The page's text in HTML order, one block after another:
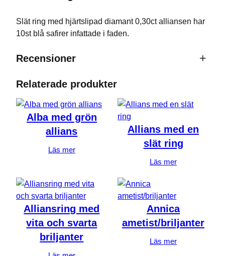
Slät ring med hjärtslipad diamant 0,30ct alliansen har
10st blå safirer infattade i faden.
Recensioner
0 recensioner av Hjärtslipad
diamantring, allians med blå safirer
Bli först med att recensera ”Hjärtslipad
diamantring, allians med blå safirer”
Din e-postadress kommer inte publiceras.
Ditt betyg*
Din recension*
Relaterade produkter
Alba med grön
allians
Läs mer
Allians med en
slät ring
Läs mer
Alliansring med
vita och svarta
briljanter
Annica
ametist/briljanter
Läs mer